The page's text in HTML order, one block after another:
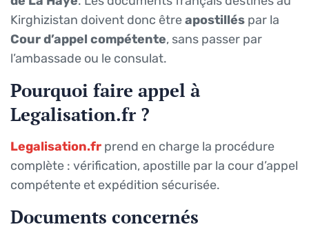
Kirghizistan doivent donc êtreapostillés par la
Cour d’appel compétente, sans passer par
l’ambassade ou le consulat.
Pourquoi faire appel à
Legalisation.fr ?
Legalisation.fr prend en charge la procédure
complète : vérification, apostille par la cour d’appel
compétente et expédition sécurisée.
Documents concernés